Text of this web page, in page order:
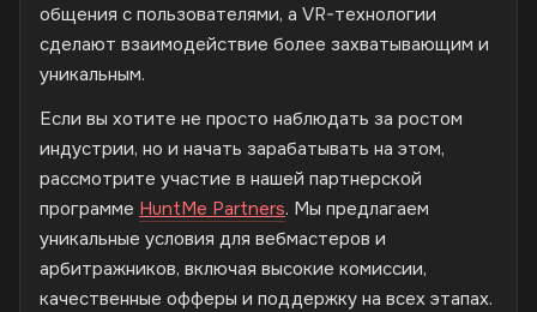
общения с пользователями, а VR-технологии
сделают взаимодействие более захватывающим и
уникальным.
Если вы хотите не просто наблюдать за ростом
индустрии, но и начать зарабатывать на этом,
рассмотрите участие в нашей партнерской
программе HuntMe Partners. Мы предлагаем
уникальные условия для вебмастеров и
арбитражников, включая высокие комиссии,
качественные офферы и поддержку на всех этапах.